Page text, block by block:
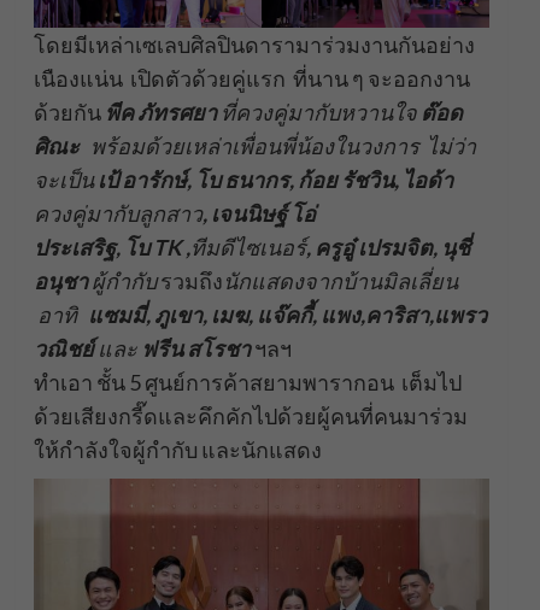
โดยมีเหล่าเซเลบศิลปินดารามาร่วมงานกันอย่าง
เนืองแน่น เปิดตัวด้วยคู่แรก ที่นาน ๆ จะออกงาน
ด้วยกัน พีค ภัทรศยาที่ควงคู่มากับหวานใจ ต๊อด
ศิณะพร้อมด้วยเหล่าเพื่อนพี่น้องในวงการ ไม่ว่า
จะเป็นเป้ อารักษ์, โบ ธนากร, ก้อย รัชวิน, ไอด้า
ควงคู่มากับลูกสาว, เจนนิษฐ์ โอ่
ประเสริฐ, โบ TK ,ทีมดีไซเนอร์, ครูอู๋ เปรมจิต, นุชี่
อนุชาผู้กำกับรวมถึงนักแสดงจากบ้านมิลเลี่ยน
อาทิ แซมมี่, ภูเขา, เมฆ, แจ๊คกี้, แพง,คาริสา,แพรว
วณิชย์และฟรีน สโรชาฯลฯ
ทำเอา ชั้น 5 ศูนย์การค้าสยามพารากอน เต็มไป
ด้วยเสียงกรี๊ดและคึกคักไปด้วยผู้คนที่คนมาร่วม
ให้กำลังใจผู้กำกับ และนักแสดง